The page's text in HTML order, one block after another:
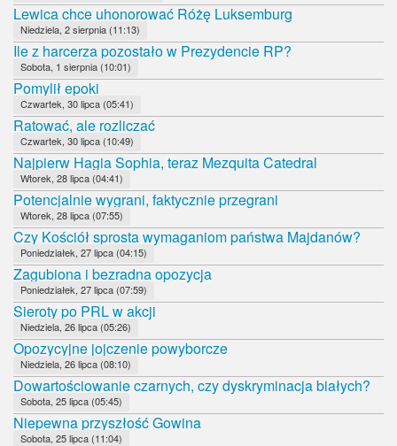
Lewica chce uhonorować Różę Luksemburg
Niedziela, 2 sierpnia (11:13)
Ile z harcerza pozostało w Prezydencie RP?
Sobota, 1 sierpnia (10:01)
Pomylił epoki
Czwartek, 30 lipca (05:41)
Ratować, ale rozliczać
Czwartek, 30 lipca (10:49)
Najpierw Hagia Sophia, teraz Mezquita Catedral
Wtorek, 28 lipca (04:41)
Potencjalnie wygrani, faktycznie przegrani
Wtorek, 28 lipca (07:55)
Czy Kościół sprosta wymaganiom państwa Majdanów?
Poniedziałek, 27 lipca (04:15)
Zagubiona i bezradna opozycja
Poniedziałek, 27 lipca (07:59)
Sieroty po PRL w akcji
Niedziela, 26 lipca (05:26)
Opozycyjne jojczenie powyborcze
Niedziela, 26 lipca (08:10)
Dowartościowanie czarnych, czy dyskryminacja białych?
Sobota, 25 lipca (05:45)
Niepewna przyszłość Gowina
Sobota, 25 lipca (11:04)